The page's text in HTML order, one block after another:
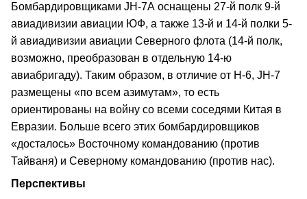
Бомбардировщиками JH-7А оснащены 27-й полк 9-й
авиадивизии авиации ЮФ, а также 13-й и 14-й полки 5-
й авиадивизии авиации Северного флота (14-й полк,
возможно, преобразован в отдельную 14-ю
авиабригаду). Таким образом, в отличие от Н-6, JH-7
размещены «по всем азимутам», то есть
ориентированы на войну со всеми соседями Китая в
Евразии. Больше всего этих бомбардировщиков
«досталось» Восточному командованию (против
Тайваня) и Северному командованию (против нас).
Перспективы